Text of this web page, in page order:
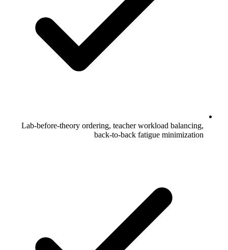
Lab-before-theory ordering, teacher workload balancing,
back-to-back fatigue minimization